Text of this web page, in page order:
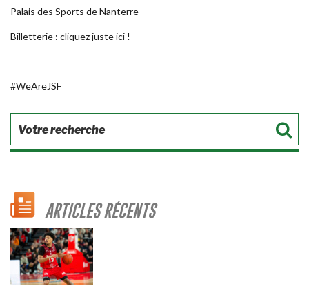
Palais des Sports de Nanterre
Billetterie : cliquez justeici !
#WeAreJSF
ARTICLES RÉCENTS